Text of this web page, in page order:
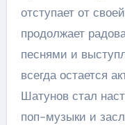
отступает от
продолжает
песнями и
всегда остается
Шатунов стал
поп-музыки и